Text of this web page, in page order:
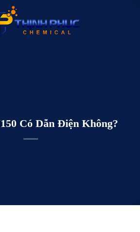
Có Dẫn Điện Không?